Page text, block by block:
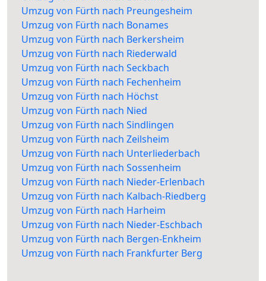
Umzug von Fürth nach Preungesheim
Umzug von Fürth nach Bonames
Umzug von Fürth nach Berkersheim
Umzug von Fürth nach Riederwald
Umzug von Fürth nach Seckbach
Umzug von Fürth nach Fechenheim
Umzug von Fürth nach Höchst
Umzug von Fürth nach Nied
Umzug von Fürth nach Sindlingen
Umzug von Fürth nach Zeilsheim
Umzug von Fürth nach Unterliederbach
Umzug von Fürth nach Sossenheim
Umzug von Fürth nach Nieder-Erlenbach
Umzug von Fürth nach Kalbach-Riedberg
Umzug von Fürth nach Harheim
Umzug von Fürth nach Nieder-Eschbach
Umzug von Fürth nach Bergen-Enkheim
Umzug von Fürth nach Frankfurter Berg